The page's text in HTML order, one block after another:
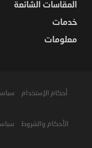
المقاسات الشائعة
خدمات
معلومات
أحكام الإستخدام
الأحكام والشروط